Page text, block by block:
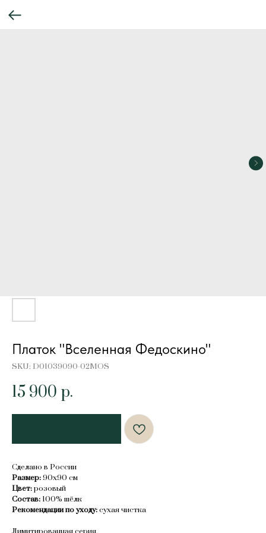
Платок "Вселенная Федоскино"
SKU: D01039090-02MOS
15 900 р.
Сделано в России
Размер:90х90 см
Цвет:розовый
Состав: 100% шёлк
Рекомендации по уходу:сухая чистка